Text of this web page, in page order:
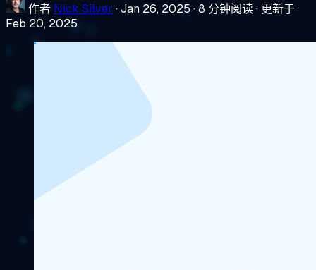
作者 Nick Silver ·Jan 26, 2025 ·8 分钟阅读· 更新于
Feb 20, 2025